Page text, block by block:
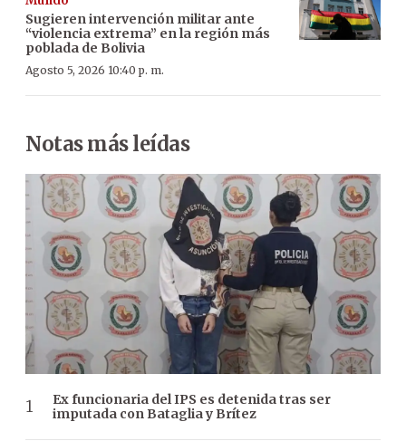
Sugieren intervención militar ante
“violencia extrema” en la región más
poblada de Bolivia
Agosto 5, 2026 10:40 p. m.
Notas más leídas
Ex funcionaria del IPS es detenida tras ser
imputada con Bataglia y Brítez